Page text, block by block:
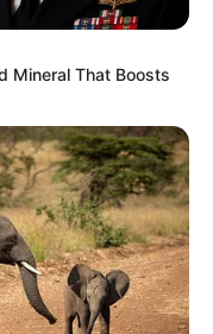
boa drenagem.
parte das plantas
se manter
plantinha morra
Mineral That Boosts